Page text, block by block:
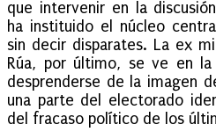
que intervenir en la
ha instituido el núcleo
sin decir disparates. La ex
Rúa, por último, se ve en
desprenderse de la imagen
una parte del electorado
del fracaso político de los